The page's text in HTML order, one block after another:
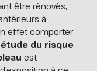
être rénovés,
à
effet comporter
étude du risque
est